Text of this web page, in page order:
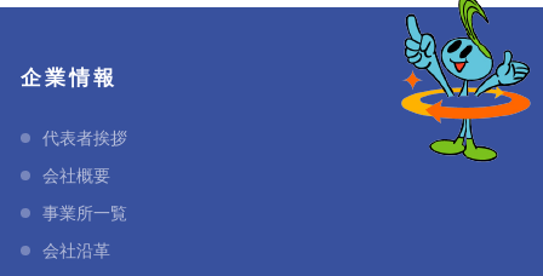
企業情報
代表者挨拶
会社概要
事業所一覧
会社沿革